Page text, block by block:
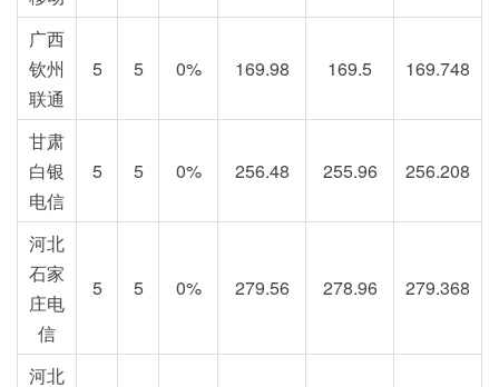
广西
钦州
联通
5 5 0% 169.98 169.5 169.748
甘肃
白银
电信
5 5 0% 256.48 255.96 256.208
河北
石家
庄电
信
5 5 0% 279.56 278.96 279.368
河北